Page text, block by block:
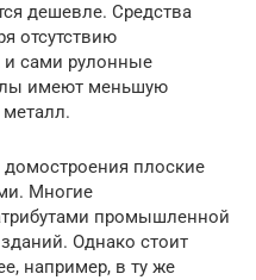
дешевле. Средства
отсутствию
и сами рулонные
имеют меньшую
домостроения плоские
Многие
промышленной
Однако стоит
например, в ту же